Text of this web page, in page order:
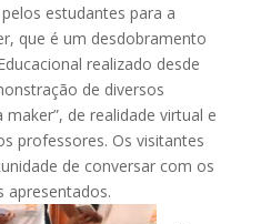
estudantes para a
que é um desdobramento
realizado desde
de diversos
de realidade virtual e
professores. Os visitantes
de conversar com os
apresentados.